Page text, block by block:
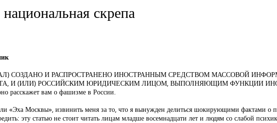
скрепа
СОЗДАНО И РАСПРОСТРАНЕНО ИНОСТРАННЫМ СРЕДСТВОМ МАССОВОЙ
И (ИЛИ) РОССИЙСКИМ ЮРИДИЧЕСКИМ ЛИЦОМ, ВЫПОЛНЯЮЩИМ ФУНКЦИИ
расскажет вам о фашизме в России.
«Эха Москвы», извинить меня за то, что я вынужден делиться шокирующими фактами о
эту статью не стоит читать лицам младше восемнадцати лет и людям со слабой